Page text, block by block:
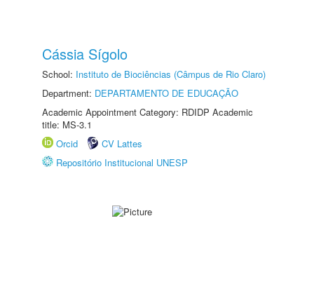
Cássia Sígolo
School: Instituto de Biociências (Câmpus de Rio Claro)
Department: DEPARTAMENTO DE EDUCAÇÃO
Academic Appointment Category: RDIDP Academic
title: MS-3.1
Orcid
CV Lattes
Repositório Institucional UNESP